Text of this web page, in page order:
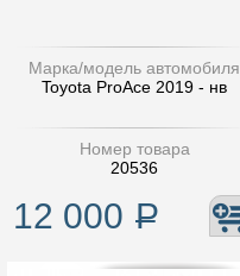
Марка/модель автомобиля
Toyota ProAce 2019 - нв
Номер товара
20536
12 000 Р